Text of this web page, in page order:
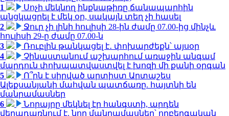
1
Սոչի մեկնող ինքնաթիռը ճանապարհին
անցկացրել է մեկ օր, սակայն տեղ չի հասել
2
Ջուր չի լինի հուլիսի 28-ին ժամը 07.00-ից մինչև
հուլիսի 29-ը ժամը 07.00-ն
3
Ռուբլին թանկացել է․ փոխարժեքն՝ այսօր
4
Չինաստանում աշխարհում առաջին անգամ
մարդուն փոխպատվաստվել է խոզի մի քանի օրգան
5
Ո՞րն է սիրված արտիստ Արտաշես
Ալեքսանյանի մահվան պատճառը. հայտնի են
մանրամասներ
6
Նորայրը մեկնել էր հանգստի, արդեն
վերադառնում է. նոր մանրամասներ՝ ողբերգական